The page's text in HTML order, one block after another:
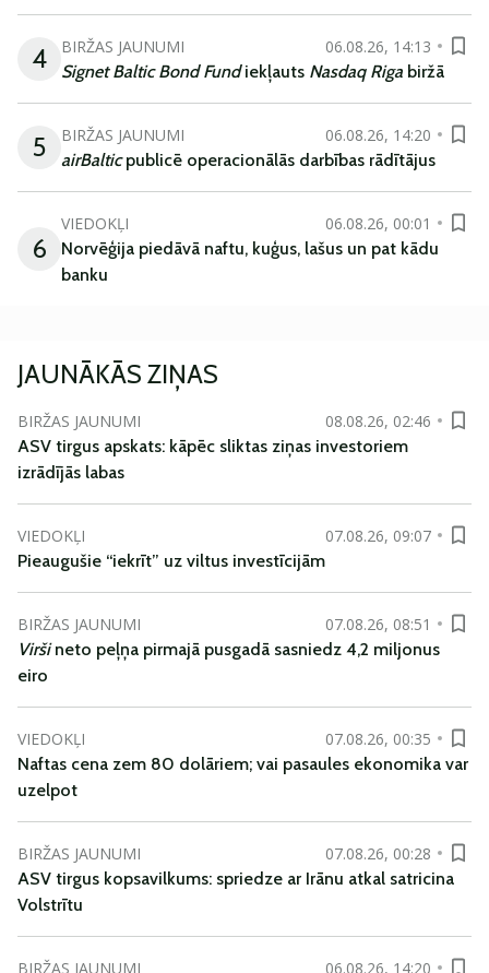
4 BIRŽAS JAUNUMI
06.08.26, 14:13
Signet Baltic Bond Fundiekļauts Nasdaq Riga biržā
5 BIRŽAS JAUNUMI
06.08.26, 14:20
airBalticpublicē operacionālās darbības rādītājus
6
VIEDOKĻI
06.08.26, 00:01
Norvēģija piedāvā naftu, kuģus, lašus un pat kādu
banku
JAUNĀKĀS ZIŅAS
BIRŽAS JAUNUMI
08.08.26, 02:46
ASV tirgus apskats: kāpēc sliktas ziņas investoriem
izrādījās labas
VIEDOKĻI
07.08.26, 09:07
Pieaugušie “iekrīt” uz viltus investīcijām
BIRŽAS JAUNUMI
07.08.26, 08:51
Viršineto peļņa pirmajā pusgadā sasniedz 4,2 miljonus
eiro
VIEDOKĻI
07.08.26, 00:35
Naftas cena zem 80 dolāriem; vai pasaules ekonomika var
uzelpot
BIRŽAS JAUNUMI
07.08.26, 00:28
ASV tirgus kopsavilkums: spriedze ar Irānu atkal satricina
Volstrītu
BIRŽAS JAUNUMI 06.08.26, 14:20